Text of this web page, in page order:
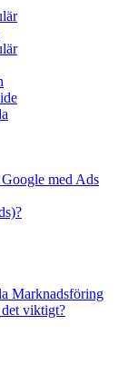
med Ads
Marknadsföring
viktigt?